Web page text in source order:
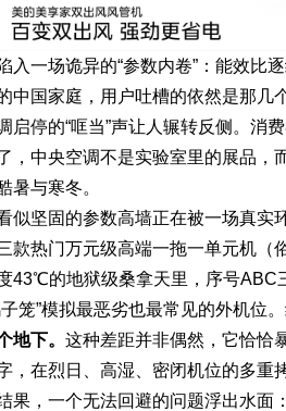
入一场诡异的“参数内卷”：能效比
中国家庭，用户吐槽的依然是那
启停的“哐当”声让人辗转反侧。消
，中央空调不是实验室里的展品
暑与寒冬。
似坚固的参数高墙正在被一场真实
款热门万元级高端一拖一单元机
43℃的地狱级桑拿天里，序号
笼”模拟最恶劣也最常见的外机位。
地下。 这种差距并非偶然，它恰
，在烈日、高湿、密闭机位的多重
果，一个无法回避的问题浮出水面